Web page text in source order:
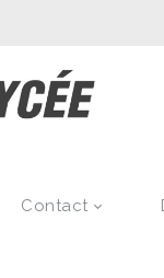
Contact